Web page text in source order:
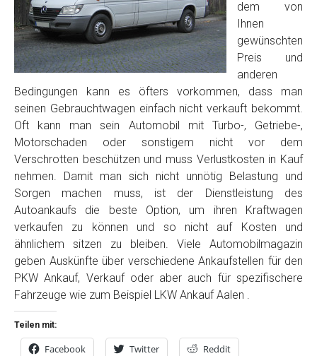
dem von
Ihnen
gewünschten
Preis und
anderen
Bedingungen kann es öfters vorkommen, dass man
seinen Gebrauchtwagen einfach nicht verkauft bekommt.
Oft kann man sein Automobil mit Turbo-, Getriebe-,
Motorschaden oder sonstigem nicht vor dem
Verschrotten beschützen und muss Verlustkosten in Kauf
nehmen. Damit man sich nicht unnötig Belastung und
Sorgen machen muss, ist der Dienstleistung des
Autoankaufs die beste Option, um ihren Kraftwagen
verkaufen zu können und so nicht auf Kosten und
ähnlichem sitzen zu bleiben. Viele Automobilmagazin
geben Auskünfte über verschiedene Ankaufstellen für den
PKW Ankauf, Verkauf oder aber auch für spezifischere
Fahrzeuge wie zum Beispiel LKW Ankauf Aalen .
Teilen mit:
Facebook Twitter Reddit